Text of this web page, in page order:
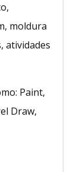
moldura
atividades
Paint,
Draw,